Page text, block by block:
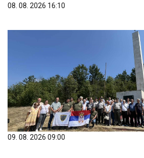
08. 08. 2026 16:10
09. 08. 2026 09:00